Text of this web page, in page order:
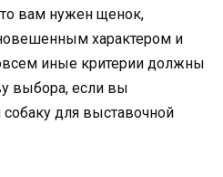
вам нужен щенок,
характером и
иные критерии должны
выбора, если вы
собаку для выставочной